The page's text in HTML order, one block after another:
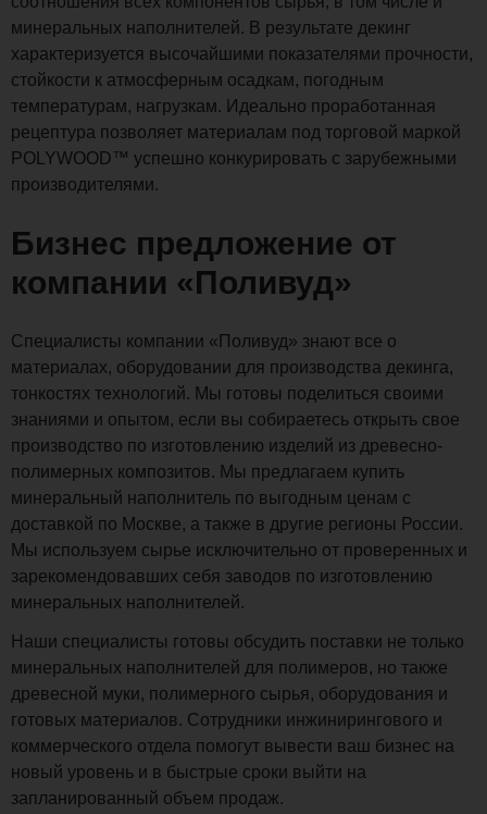
минеральных наполнителей. В результате декинг
характеризуется высочайшими показателями прочности,
стойкости к атмосферным осадкам, погодным
температурам, нагрузкам. Идеально проработанная
рецептура позволяет материалам под торговой маркой
POLYWOOD™ успешно конкурировать с зарубежными
производителями.
Бизнес предложение от
компании «Поливуд»
Специалисты компании «Поливуд» знают все о
материалах, оборудовании для производства декинга,
тонкостях технологий. Мы готовы поделиться своими
знаниями и опытом, если вы собираетесь открыть свое
производство по изготовлению изделий из древесно-
полимерных композитов. Мы предлагаем купить
минеральный наполнитель по выгодным ценам с
доставкой по Москве, а также в другие регионы России.
Мы используем сырье исключительно от проверенных и
зарекомендовавших себя заводов по изготовлению
минеральных наполнителей.
Наши специалисты готовы обсудить поставки не только
минеральных наполнителей для полимеров, но также
древесной муки, полимерного сырья, оборудования и
готовых материалов. Сотрудники инжинирингового и
коммерческого отдела помогут вывести ваш бизнес на
новый уровень и в быстрые сроки выйти на
запланированный объем продаж.